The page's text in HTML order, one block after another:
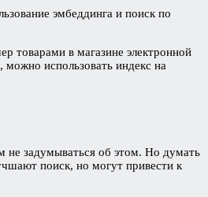
эмбеддинга и поиск по
товарами в магазине электронной
использовать индекс на
не задумываться об этом. Но думать
поиск, но могут привести к